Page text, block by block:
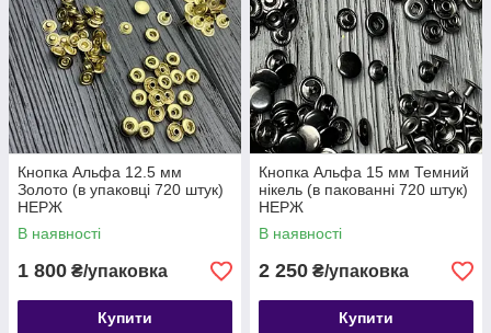
Кнопка Альфа 12.5 мм
Золото (в упаковці 720 штук)
НЕРЖ
В наявності
1 800 ₴/упаковка
Купити
Кнопка Альфа 15 мм Темний
нікель (в пакованні 720 штук)
НЕРЖ
В наявності
2 250 ₴/упаковка
Купити